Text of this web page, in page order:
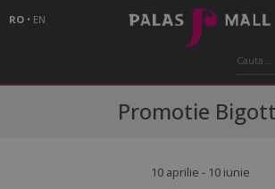
RO • EN
Promotie
10 aprilie - 10 iunie